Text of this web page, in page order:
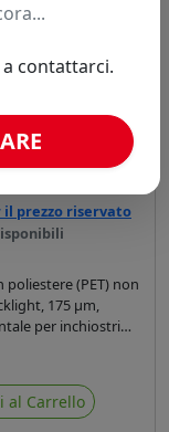
il prezzo riservato
(PET) non
175 µm,
per inchiostri
uv e latex. Prodotto
green.
anima da 2'' o 3''.
al Carrello
contattarci.